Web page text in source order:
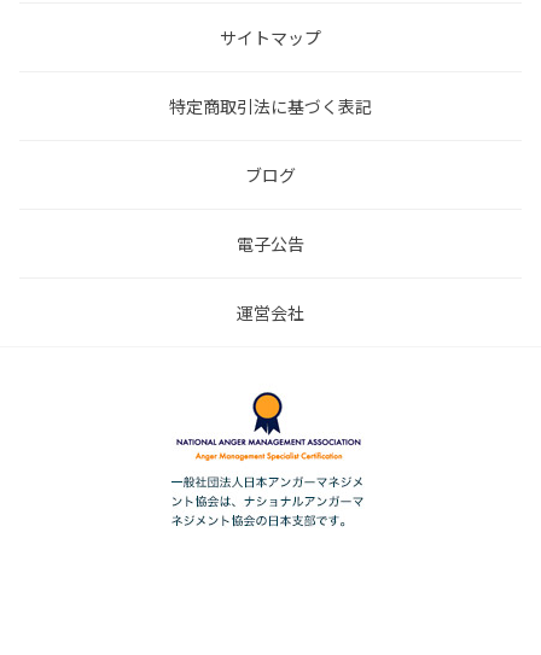
サイトマップ
特定商取引法に基づく表記
ブログ
電子公告
運営会社